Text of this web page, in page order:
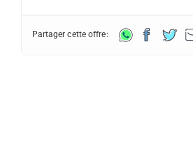
Partager cette offre: